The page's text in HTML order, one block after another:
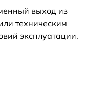
выход из
техническим
эксплуатации.